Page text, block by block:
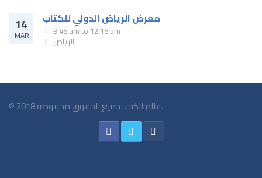
14
MAR
معرض الرياض الدولي للكتاب
9:45 amto 12:15 pm
الرياض
© 2018 عالم الكتب. جميع الحقوق محفوظه.